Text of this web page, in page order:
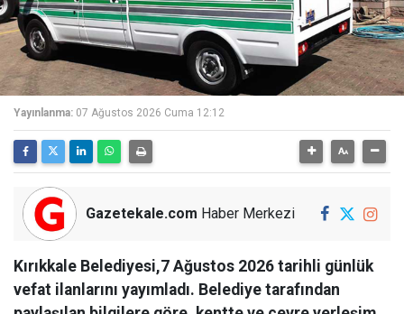
Yayınlanma: 07 Ağustos 2026 Cuma 12:12
Gazetekale.com Haber Merkezi
Kırıkkale Belediyesi,7 Ağustos 2026 tarihli günlük
vefat ilanlarını yayımladı. Belediye tarafından